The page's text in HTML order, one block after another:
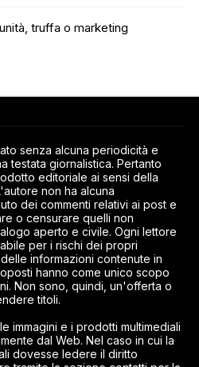
truffa o marketing
senza alcuna periodicità e
testata giornalistica. Pertanto
editoriale ai sensi della
non ha alcuna
dei commenti relativi ai post e
o censurare quelli non
aperto e civile. Ogni lettore
per i rischi dei propri
informazioni contenute in
hanno come unico scopo
Non sono, quindi, un'offerta o
titoli.
immagini e i prodotti multimediali
dal Web. Nel caso in cui la
dovesse ledere il diritto